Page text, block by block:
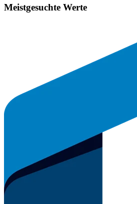
Meistgesuchte Werte